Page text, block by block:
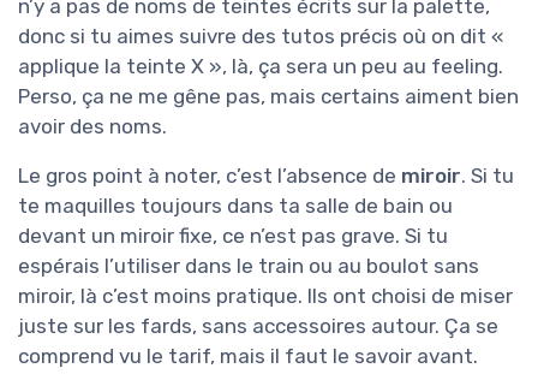
n’y a pas de noms de teintes écrits sur la palette,
donc si tu aimes suivre des tutos précis où on dit «
applique la teinte X », là, ça sera un peu au feeling.
Perso, ça ne me gêne pas, mais certains aiment bien
avoir des noms.
Le gros point à noter, c’est l’absence de miroir. Si tu
te maquilles toujours dans ta salle de bain ou
devant un miroir fixe, ce n’est pas grave. Si tu
espérais l’utiliser dans le train ou au boulot sans
miroir, là c’est moins pratique. Ils ont choisi de miser
juste sur les fards, sans accessoires autour. Ça se
comprend vu le tarif, mais il faut le savoir avant.